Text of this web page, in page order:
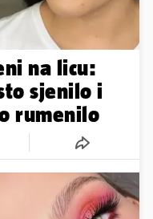
na licu:
sjenilo i
rumenilo